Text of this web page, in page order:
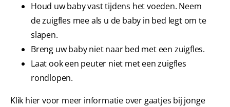
Houd uw baby vast tijdens het voeden. Neem
de zuigfles mee als u de baby in bed legt om te
slapen.
Breng uw baby niet naar bed met een zuigfles.
Laat ook een peuter niet met een zuigfles
rondlopen.
Klik hier voor meer informatie over gaatjes bij jonge